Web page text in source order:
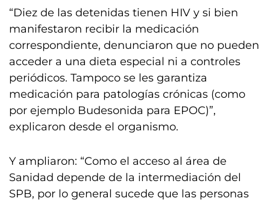
“Diez de las detenidas tienen HIV y si bien
manifestaron recibir la medicación
correspondiente, denunciaron que no pueden
acceder a una dieta especial ni a controles
periódicos. Tampoco se les garantiza
medicación para patologías crónicas (como
por ejemplo Budesonida para EPOC)”,
explicaron desde el organismo.
Y ampliaron: “Como el acceso al área de
Sanidad depende de la intermediación del
SPB, por lo general sucede que las personas